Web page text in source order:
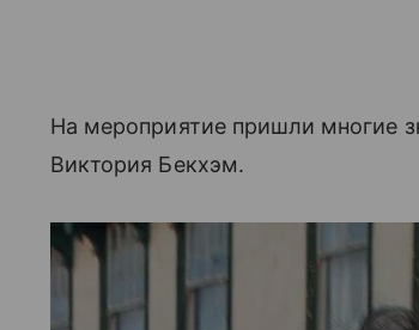
На мероприятие пришли многие
Виктория Бекхэм.